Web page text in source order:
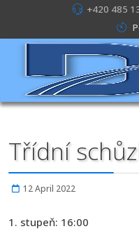
+420 485
Třídní
12 April 2022
1. stupeň: 16:00